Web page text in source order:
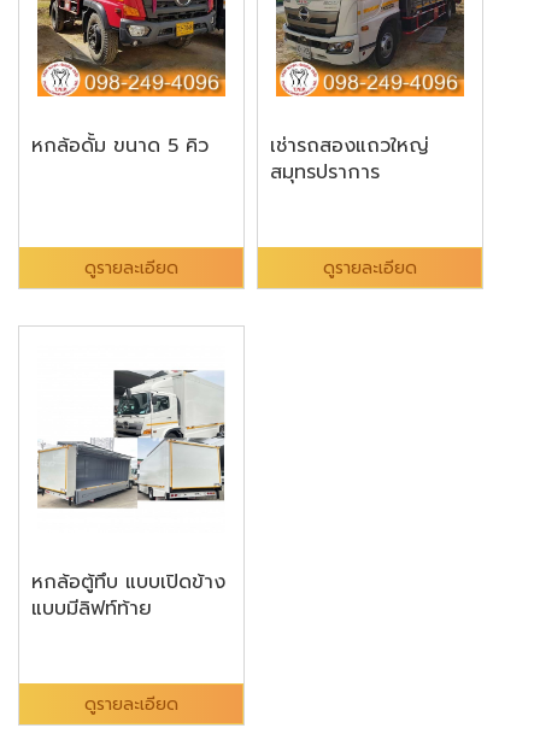
หกล้อดั้ม ขนาด 5 คิว
ดูรายละเอียด
เช่ารถสองแถวใหญ่
สมุทรปราการ
ดูรายละเอียด
หกล้อตู้ทึบ แบบเปิดข้าง
แบบมีลิฟท์ท้าย
ดูรายละเอียด